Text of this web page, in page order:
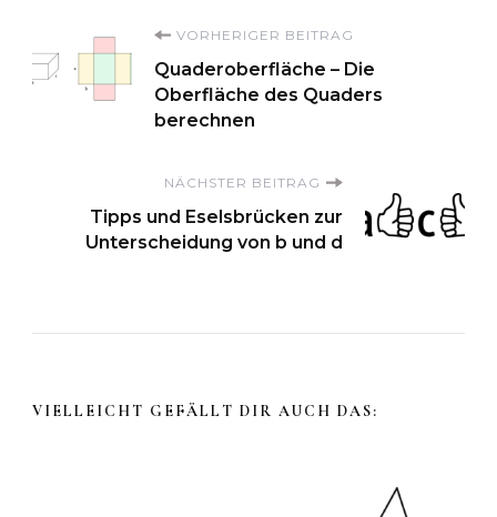
Beitragsnavigation
VORHERIGER BEITRAG
Quaderoberfläche – Die
Oberfläche des Quaders
berechnen
NÄCHSTER BEITRAG
Tipps und Eselsbrücken zur
Unterscheidung von b und d
VIELLEICHT GEFÄLLT DIR AUCH DAS: